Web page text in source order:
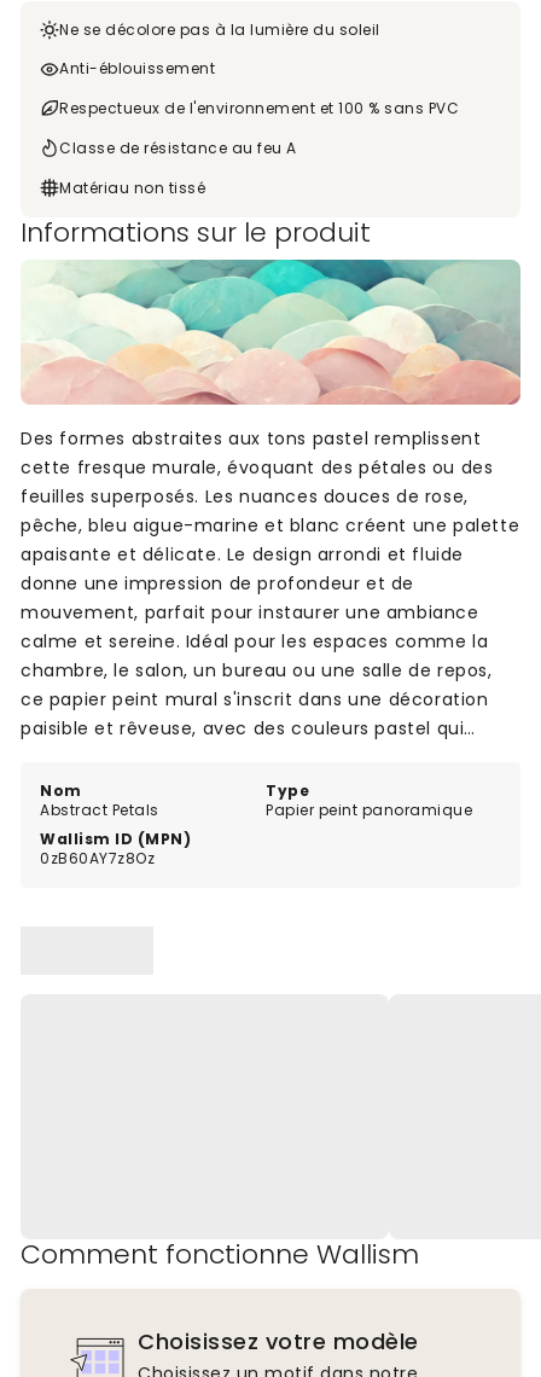
Ne se décolore pas à la lumière du soleil
Anti-éblouissement
Respectueux de l'environnement et 100 % sans PVC
Classe de résistance au feu A
Matériau non tissé
Informations sur le produit
Nom
Abstract Petals
Type
Papier peint panoramique
Wallism ID (MPN)
0zB60AY7z8Oz
Des formes abstraites aux tons pastel remplissent
cette fresque murale, évoquant des pétales ou des
feuilles superposés. Les nuances douces de rose,
pêche, bleu aigue-marine et blanc créent une palette
apaisante et délicate. Le design arrondi et fluide
donne une impression de profondeur et de
mouvement, parfait pour instaurer une ambiance
calme et sereine. Idéal pour les espaces comme la
chambre, le salon, un bureau ou une salle de repos,
ce papier peint mural s'inscrit dans une décoration
paisible et rêveuse, avec des couleurs pastel qui
d'intérieur.
Comment fonctionne Wallism
Choisissez votre modèle